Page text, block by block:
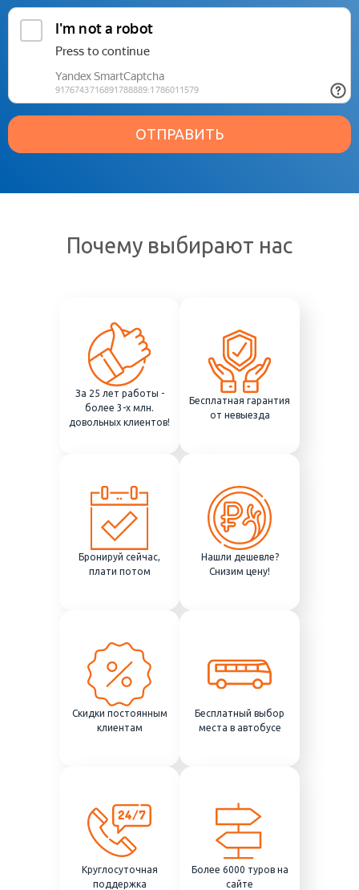
ОТПРАВИТЬ
Почему выбирают нас
За 25 лет работы -
более 3-х млн.
довольных клиентов!
Бесплатная гарантия
от невыезда
Бронируй сейчас,
плати потом
Нашли дешевле?
Снизим цену!
Скидки постоянным
клиентам
Бесплатный выбор
места в автобусе
Круглосуточная
поддержка
Более 6000 туров на
сайте